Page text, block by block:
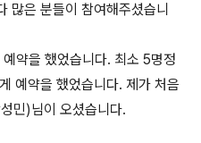
많은 분들이 참여해주셨습니
약을 했었습니다. 최소 5명정
예약을 했었습니다. 제가 처음
민)님이 오셨습니다.